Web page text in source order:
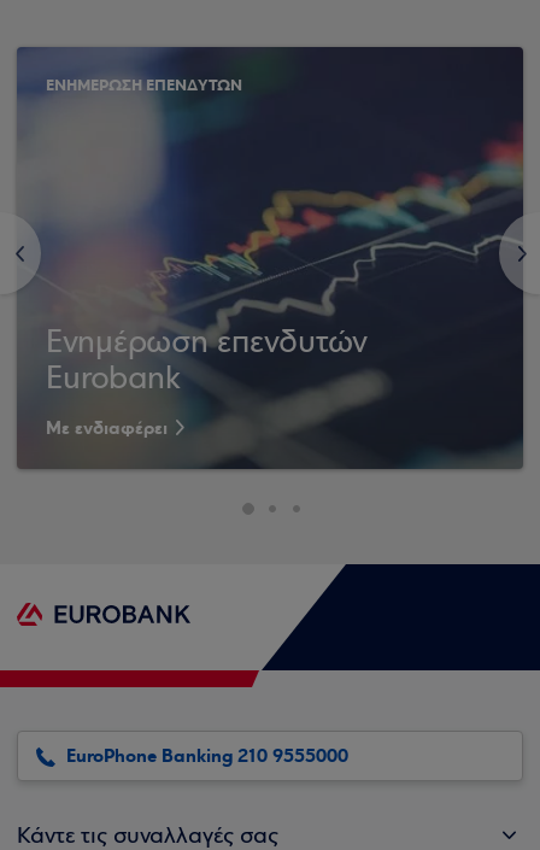
<
ΕΝΗΜΕΡΩΣΗ ΕΠΕΝΔΥΤΩΝ
Ενημέρωση επενδυτών
Eurobank
Με ενδιαφέρει
>
EuroPhone Banking 210 9555000
Κάντε τις συναλλαγές σας